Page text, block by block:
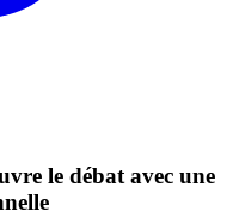
le débat avec une